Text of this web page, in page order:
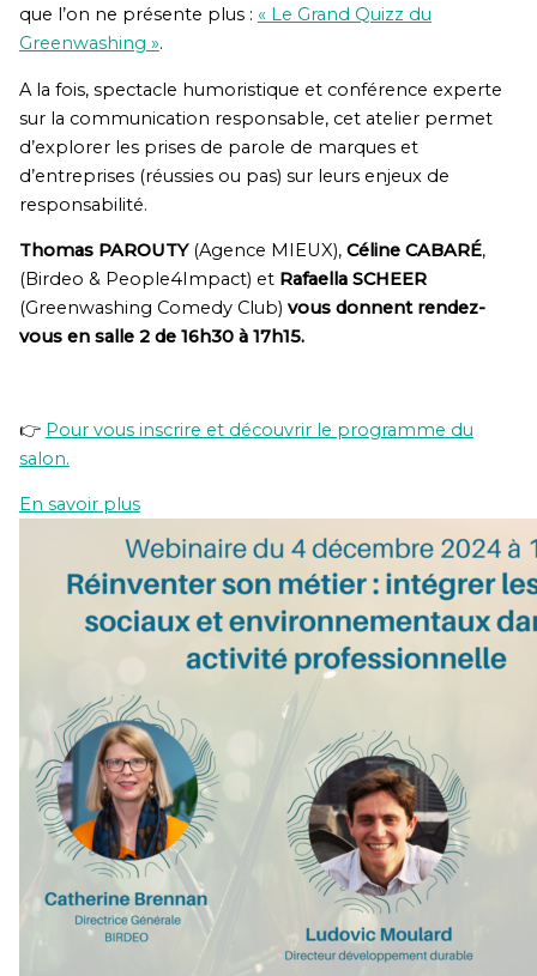
que l’on ne présente plus : « Le Grand Quizz du
Greenwashing ».
A la fois, spectacle humoristique et conférence experte
sur la communication responsable, cet atelier permet
d’explorer les prises de parole de marques et
d’entreprises (réussies ou pas) sur leurs enjeux de
responsabilité.
Thomas PAROUTY(Agence MIEUX), Céline CABARÉ,
(Birdeo & People4Impact) et Rafaella SCHEER
(Greenwashing Comedy Club) vous donnent rendez-
vous en salle 2 de 16h30 à 17h15.
👉 Pour vous inscrire et découvrir le programme du
salon.
En savoir plus